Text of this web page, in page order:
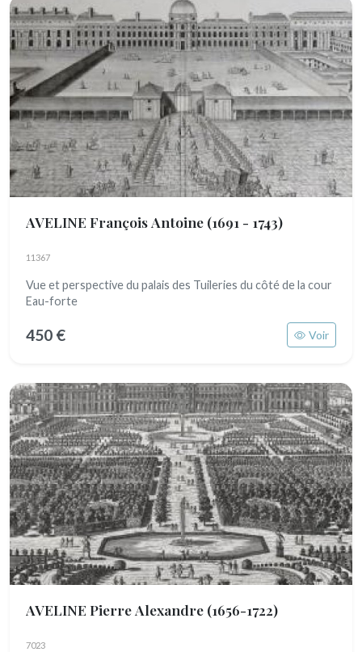
AVELINE François Antoine (1691 - 1743)
11367
Vue et perspective du palais des Tuileries du côté de la cour
Eau-forte
450 € Voir
AVELINE Pierre Alexandre (1656-1722)
7023